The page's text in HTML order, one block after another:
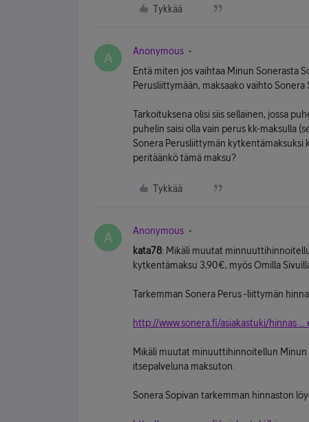
Tykkää
A Anonymous
Entä miten jos vaihtaa Minun Sonerasta
Perusliittymään, maksaako vaihto
Tarkoituksena olisi siis sellainen, jossa
puhelin saisi olla vain perus kk-maksulla
Sonera Perusliittymän kytkentämaksuksi
peritäänkö tämä maksu?
Tykkää
A Anonymous
kata78: Mikäli muutat
kytkentämaksu 3,90€, myös Omilla
Tarkemman Sonera Perus -liittymän
http://www.sonera.fi/asiakastuki/hinnas ...
Mikäli muutat minuuttihinnoitellun
itsepalveluna maksuton.
Sonera Sopivan tarkemman hinnaston